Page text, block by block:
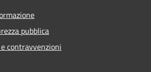
pubblica
contravvenzioni